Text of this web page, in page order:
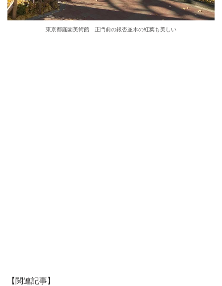
東京都庭園美術館 正門前の銀杏並木の紅葉も美しい
【関連記事】